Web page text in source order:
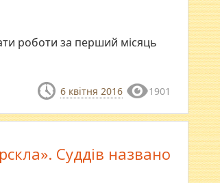
роботи за перший місяць
6 квітня 2016 1901
Суддів названо